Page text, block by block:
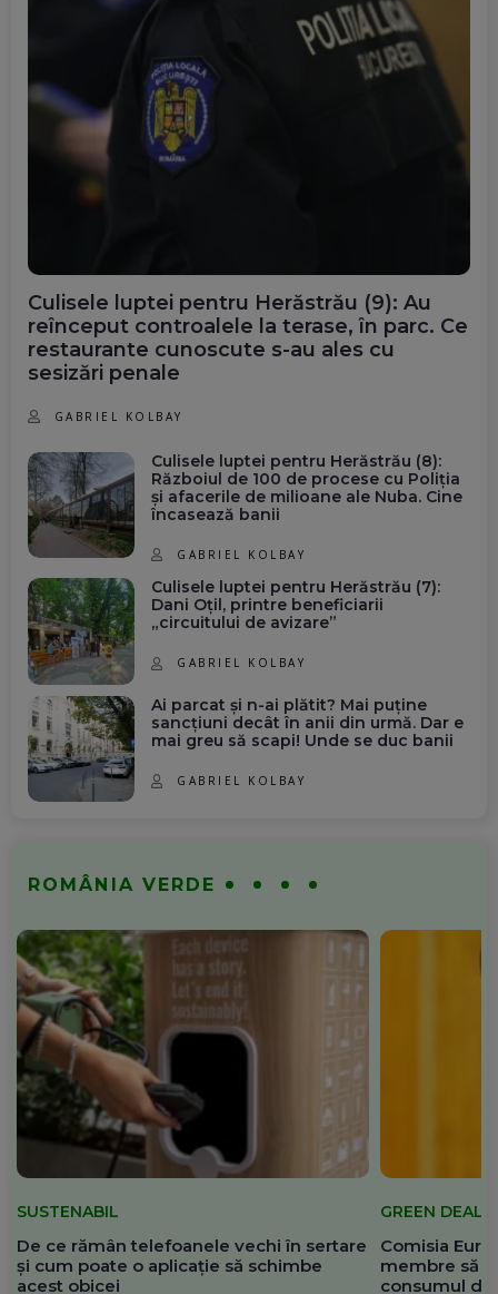
Culisele luptei pentru Herăstrău (9): Au
reînceput controalele la terase, în parc. Ce
restaurante cunoscute s-au ales cu
sesizări penale
GABRIEL KOLBAY
Culisele luptei pentru Herăstrău (8):
Războiul de 100 de procese cu Poliția
și afacerile de milioane ale Nuba. Cine
încasează banii
GABRIEL KOLBAY
Culisele luptei pentru Herăstrău (7):
Dani Oțil, printre beneficiarii
„circuitului de avizare”
GABRIEL KOLBAY
Ai parcat și n-ai plătit? Mai puține
sancțiuni decât în anii din urmă. Dar e
mai greu să scapi! Unde se duc banii
GABRIEL KOLBAY
ROMÂNIA VERDE
SUSTENABIL
De ce rămân telefoanele vechi în sertare
și cum poate o aplicație să schimbe
acest obicei
GREEN DEAL
Comisia
membre să
consumul de